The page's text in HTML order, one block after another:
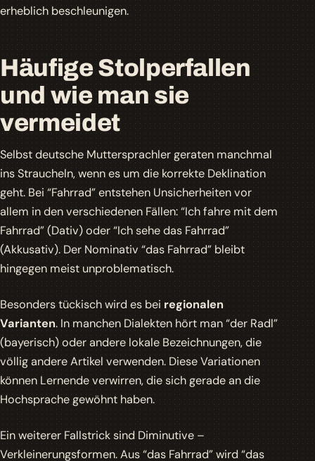
erheblich beschleunigen.
Häufige Stolperfallen
und wie man sie
vermeidet
Selbst deutsche Muttersprachler geraten manchmal
ins Straucheln, wenn es um die korrekte Deklination
geht. Bei “Fahrrad” entstehen Unsicherheiten vor
allem in den verschiedenen Fällen: “Ich fahre mitdem
Fahrrad” (Dativ) oder “Ich sehedasFahrrad”
(Akkusativ). Der Nominativ “das Fahrrad” bleibt
hingegen meist unproblematisch.
Besonders tückisch wird es bei regionalen
Varianten. In manchen Dialekten hört man “der Radl”
(bayerisch) oder andere lokale Bezeichnungen, die
völlig andere Artikel verwenden. Diese Variationen
können Lernende verwirren, die sich gerade an die
Hochsprache gewöhnt haben.
Ein weiterer Fallstrick sindDiminutive–
Verkleinerungsformen. Aus “das Fahrrad” wird “das